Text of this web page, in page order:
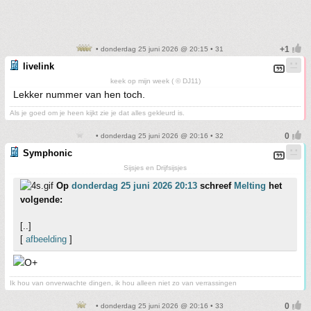
• donderdag 25 juni 2026 @ 20:15 • 31
livelink
keek op mijn week ( © DJ11)
Lekker nummer van hen toch.
Als je goed om je heen kijkt zie je dat alles gekleurd is.
• donderdag 25 juni 2026 @ 20:16 • 32
Symphonic
Sijsjes en Drijfsijsjes
Op donderdag 25 juni 2026 20:13 schreef Melting het
volgende:
[..]
[ afbeelding ]
Ik hou van onverwachte dingen, ik hou alleen niet zo van verrassingen
• donderdag 25 juni 2026 @ 20:16 • 33